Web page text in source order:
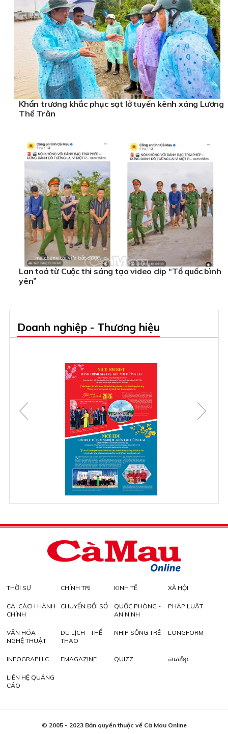
Khẩn trương khắc phục sạt lở tuyến kênh xáng Lương
Thế Trân
Lan toả từ Cuộc thi sáng tạo video clip “Tổ quốc bình
yên”
Doanh nghiệp - Thương hiệu
THỜI SỰ CHÍNH TRỊ KINH TẾ XÃ HỘI
CẢI CÁCH HÀNH
CHÍNH
CHUYỂN ĐỔI SỐ
QUỐC PHÒNG -
AN NINH
PHÁP LUẬT
VĂN HÓA -
NGHỆ THUẬT
DU LỊCH - THỂ
THAO
NHỊP SỐNG TRẺ LONGFORM
INFOGRAPHIC EMAGAZINE QUIZZ ភាសាខ្មែរ
LIÊN HỆ QUẢNG
CÁO
© 2005 - 2023 Bản quyền thuộc về Cà Mau Online